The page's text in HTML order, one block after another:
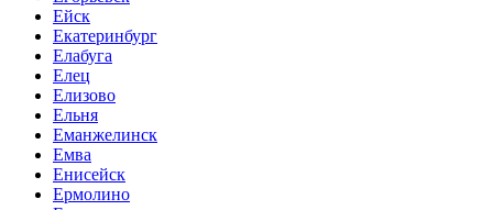
Ейск
Екатеринбург
Елабуга
Елец
Елизово
Ельня
Еманжелинск
Емва
Енисейск
Ермолино